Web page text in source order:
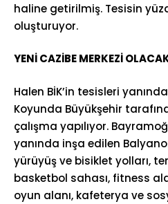
haline getirilmiş. Tesisin
oluşturuyor.
YENİ CAZİBE MERKEZİ
Halen BİK’in tesisleri
Koyunda Büyükşehir
çalışma yapılıyor.
yanında inşa edilen
yürüyüş ve bisiklet yolları,
basketbol sahası, fitness
oyun alanı, kafeterya ve